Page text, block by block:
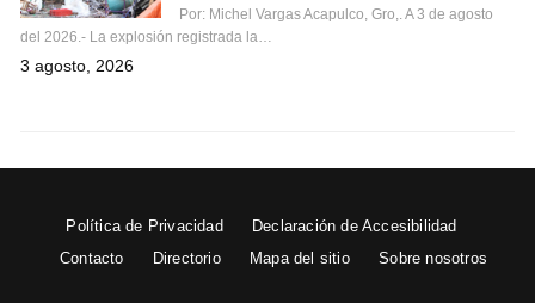
Por: Michel Vargas Acapulco, Gro,. A 3 de agosto
del 2026.- La explosión registrada la…
3 agosto, 2026
Política de Privacidad
Declaración de Accesibilidad
Contacto
Directorio Mapa del sitio Sobre nosotros